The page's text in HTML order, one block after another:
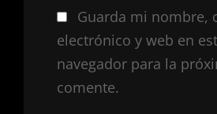
Guarda mi nombre,
electrónico y web en
navegador para la
comente.